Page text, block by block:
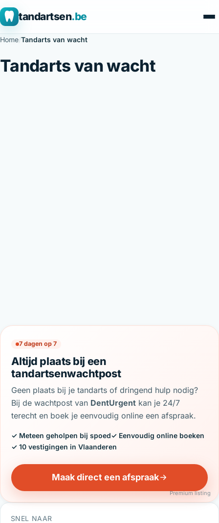
tandartsen.be
Home/Tandarts van wacht
Tandarts van wacht
7 dagen op 7
Altijd plaats bij een
tandartsenwachtpost
Geen plaats bij je tandarts of dringend hulp nodig?
Bij de wachtpost van DentUrgent kan je 24/7
terecht en boek je eenvoudig online een afspraak.
✓ Meteen geholpen bij spoed✓ Eenvoudig online boeken
✓ 10 vestigingen in Vlaanderen
Maak direct een afspraak
Premium listing
SNEL NAAR